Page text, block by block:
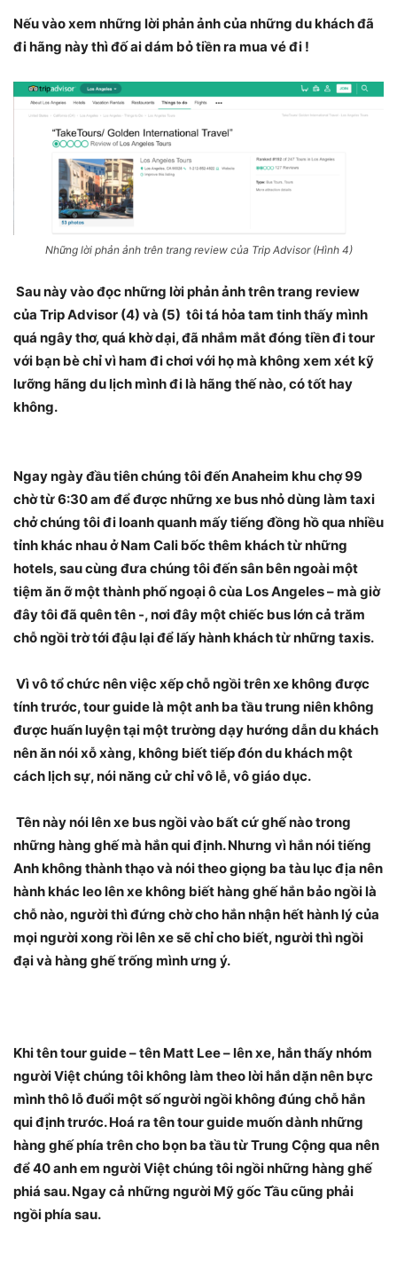
Nếu vào xem những lời phản ảnh của những du khách đã
đi hãng này thì đố ai dám bỏ tiền ra mua vé đi !
Những lời phản ảnh trên trang review của Trip Advisor (Hình 4)
Sau này vào đọc những lời phản ảnh trên trang review
của Trip Advisor (4) và (5) tôi tá hỏa tam tinh thấy mình
quá ngây thơ, quá khờ dại, đã nhắm mắt đóng tiền đi tour
với bạn bè chỉ vì ham đi chơi với họ mà không xem xét kỹ
lưỡng hãng du lịch mình đi là hãng thế nào, có tốt hay
không.
Ngay ngày đầu tiên chúng tôi đến Anaheim khu chợ 99
chờ từ 6:30 am để được những xe bus nhỏ dùng làm taxi
chở chúng tôi đi loanh quanh mấy tiếng đồng hồ qua nhiều
tỉnh khác nhau ở Nam Cali bốc thêm khách từ những
hotels, sau cùng đưa chúng tôi đến sân bên ngoài một
tiệm ăn ỡ một thành phố ngoại ô cùa Los Angeles – mà giờ
đây tôi đã quên tên -, nơi đây một chiếc bus lớn cả trăm
chỗ ngồi trờ tới đậu lại để lấy hành khách từ những taxis.
Vì vô tổ chức nên việc xếp chỗ ngồi trên xe không được
tính trước, tour guide là một anh ba tầu trung niên không
được huấn luyện tại một trường dạy hướng dẫn du khách
nên ăn nói xỗ xàng, không biết tiếp đón du khách một
cách lịch sự, nói năng cử chỉ vô lễ, vô giáo dục.
Tên này nói lên xe bus ngồi vào bất cứ ghế nào trong
những hàng ghế mà hắn qui định. Nhưng vì hắn nói tiếng
Anh không thành thạo và nói theo giọng ba tàu lục địa nên
hành khác leo lên xe không biết hàng ghế hắn bảo ngồi là
chỗ nào, người thì đứng chờ cho hắn nhận hết hành lý của
mọi người xong rồi lên xe sẽ chỉ cho biết, người thì ngồi
đại và hàng ghế trống mình ưng ý.
Khi tên tour guide – tên Matt Lee – lên xe, hắn thấy nhóm
người Việt chúng tôi không làm theo lời hắn dặn nên bực
mình thô lỗ đuổi một số người ngồi không đúng chỗ hắn
qui định trước. Hoá ra tên tour guide muốn dành những
hàng ghế phía trên cho bọn ba tầu từ Trung Cộng qua nên
để 40 anh em người Việt chúng tôi ngồi những hàng ghế
phiá sau. Ngay cả những người Mỹ gốc Tầu cũng phải
ngồi phía sau.